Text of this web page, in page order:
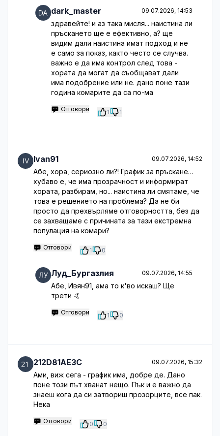
dark_master 09.07.2026, 14:53
здравейте! и аз така мисля... наистина ли
пръскането ще е ефективно, а? ще
видим дали наистина имат подход и не
е само за показ, както често се случва.
важно е да има контрол след това -
хората да могат да съобщават дали
има подобрение или не. дано поне тази
година комарите да са по-ма
Отговори 1 1
Ivan91 09.07.2026, 14:52
Абе, хора, сериозно ли?! График за пръскане…
хубаво е, че има прозрачност и информират
хората, разбирам, но... наистина ли смятаме, че
това е решението на проблема? Да не би
просто да прехвърляме отговорността, без да
се захващаме с причината за тази екстремна
популация на комари?
Отговори 1 0
Луд_Бургазлия 09.07.2026, 14:55
Абе, Ивян91, ама то к'во искаш? Ще
трети 🤙
Отговори 1 0
212D81AE3C 09.07.2026, 15:32
Ами, виж сега - график има, добре де. Дано
поне този път хванат нещо. Пък и е важно да
знаеш кога да си затвориш прозорците, все пак.
Нека
Отговори 0 0